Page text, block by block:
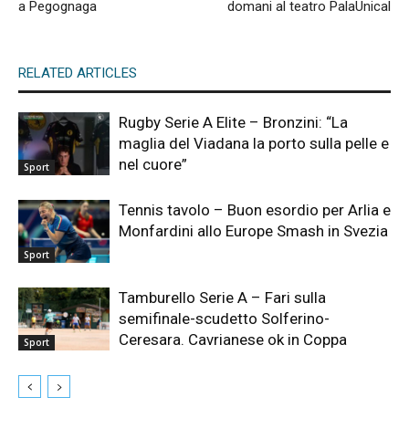
a Pegognaga domani al teatro PalaUnical
RELATED ARTICLES
Sport
Rugby Serie A Elite – Bronzini: “La
maglia del Viadana la porto sulla pelle e
nel cuore”
Sport
Tennis tavolo – Buon esordio per Arlia e
Monfardini allo Europe Smash in Svezia
Sport
Tamburello Serie A – Fari sulla
semifinale-scudetto Solferino-
Ceresara. Cavrianese ok in Coppa